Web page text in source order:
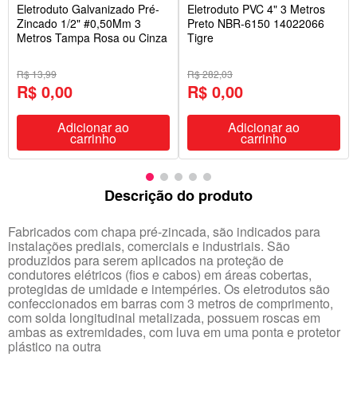
Eletroduto Galvanizado Pré-
Zincado 1/2" #0,50Mm 3
Metros Tampa Rosa ou Cinza
R$ 13,99
R$ 0,00
Adicionar ao
carrinho
Eletroduto PVC 4" 3 Metros
Preto NBR-6150 14022066
Tigre
R$ 282,03
R$ 0,00
Adicionar ao
carrinho
Descrição do produto
Fabricados com chapa pré-zincada, são indicados para
instalações prediais, comerciais e industriais. São
produzidos para serem aplicados na proteção de
condutores elétricos (fios e cabos) em áreas cobertas,
protegidas de umidade e intempéries. Os eletrodutos são
confeccionados em barras com 3 metros de comprimento,
com solda longitudinal metalizada, possuem roscas em
ambas as extremidades, com luva em uma ponta e protetor
plástico na outra